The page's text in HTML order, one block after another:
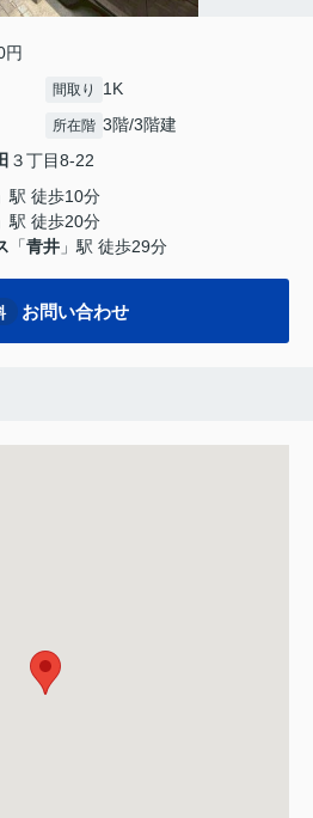
円
間取り 1K
所在階 3階/3階建
３丁目8-22
」駅 徒歩10分
」駅 徒歩20分
「青井 」駅 徒歩29分
お問い合わせ